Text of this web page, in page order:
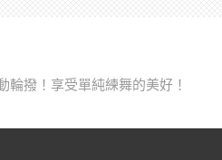
撥！享受單純練舞的美好！